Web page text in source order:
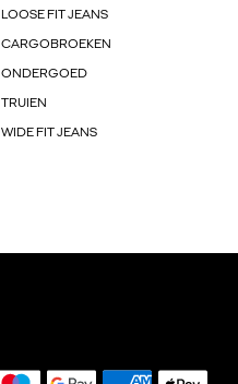
LOOSE FIT JEANS
CARGOBROEKEN
ONDERGOED
TRUIEN
WIDE FIT JEANS